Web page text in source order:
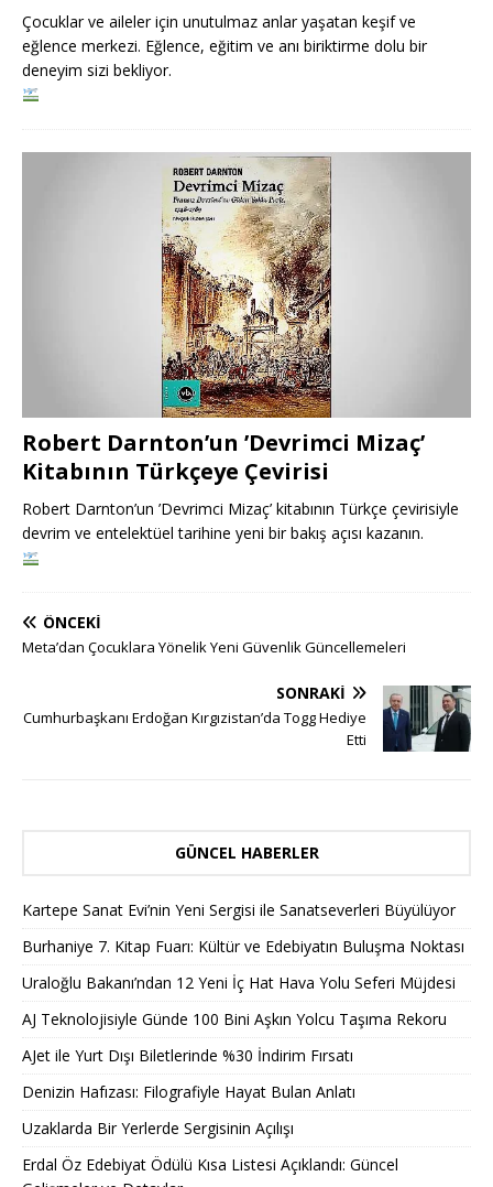
Çocuklar ve aileler için unutulmaz anlar yaşatan keşif ve
eğlence merkezi. Eğlence, eğitim ve anı biriktirme dolu bir
deneyim sizi bekliyor.
Robert Darnton’un ’Devrimci Mizaç’
Kitabının Türkçeye Çevirisi
Robert Darnton’un ’Devrimci Mizaç’ kitabının Türkçe çevirisiyle
devrim ve entelektüel tarihine yeni bir bakış açısı kazanın.
ÖNCEKI
Meta’dan Çocuklara Yönelik Yeni Güvenlik Güncellemeleri
SONRAKI
Cumhurbaşkanı Erdoğan Kırgızistan’da Togg Hediye
Etti
GÜNCEL HABERLER
Kartepe Sanat Evi’nin Yeni Sergisi ile Sanatseverleri Büyülüyor
Burhaniye 7. Kitap Fuarı: Kültür ve Edebiyatın Buluşma Noktası
Uraloğlu Bakanı’ndan 12 Yeni İç Hat Hava Yolu Seferi Müjdesi
AJ Teknolojisiyle Günde 100 Bini Aşkın Yolcu Taşıma Rekoru
AJet ile Yurt Dışı Biletlerinde %30 İndirim Fırsatı
Denizin Hafızası: Filografiyle Hayat Bulan Anlatı
Uzaklarda Bir Yerlerde Sergisinin Açılışı
Erdal Öz Edebiyat Ödülü Kısa Listesi Açıklandı: Güncel